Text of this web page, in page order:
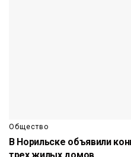
Общество
В Норильске объявили